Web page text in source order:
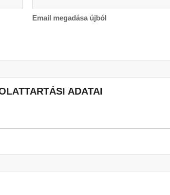
DD
Email megadása újból
ADATAI